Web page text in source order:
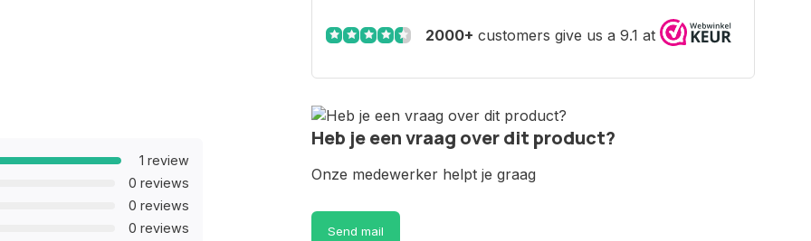
1 review
0 reviews
0 reviews
0 reviews
2000+ customers give us a 9.1 at
Heb je een vraag over dit product?
Onze medewerker helpt je graag
Send mail